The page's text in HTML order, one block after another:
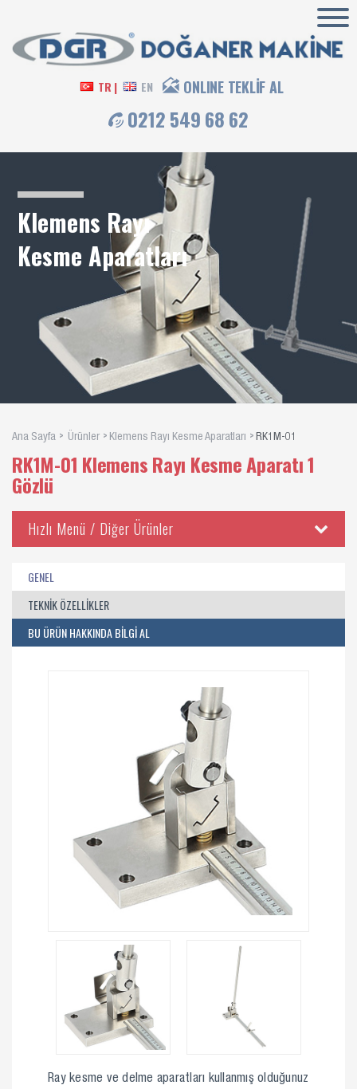
TR | EN ONLINE TEKLİF AL
0212 549 68 62
Klemens Rayı
Kesme Aparatları
Ana Sayfa Ürünler Klemens Rayı Kesme Aparatları RK1M-01
RK1M-01 Klemens Rayı Kesme Aparatı 1
Gözlü
Hızlı Menü / Diğer Ürünler
GENEL
TEKNİK ÖZELLİKLER
BU ÜRÜN HAKKINDA BİLGİ AL
Ray kesme ve delme aparatları kullanmış olduğunuz